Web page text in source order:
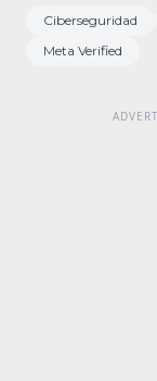
Ciberseguridad
Meta Verified